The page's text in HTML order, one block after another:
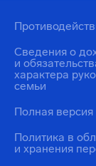
Политика в
и хранения
Сведения о
и
характера
семьи
Полная версия